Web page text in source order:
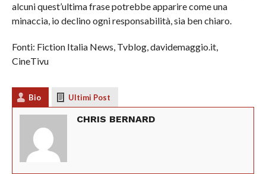
alcuni quest’ultima frase potrebbe apparire come una
minaccia, io declino ogni responsabilità, sia ben chiaro.
Fonti: Fiction Italia News, Tvblog, davidemaggio.it,
CineTivu
Bio Ultimi Post
CHRIS BERNARD